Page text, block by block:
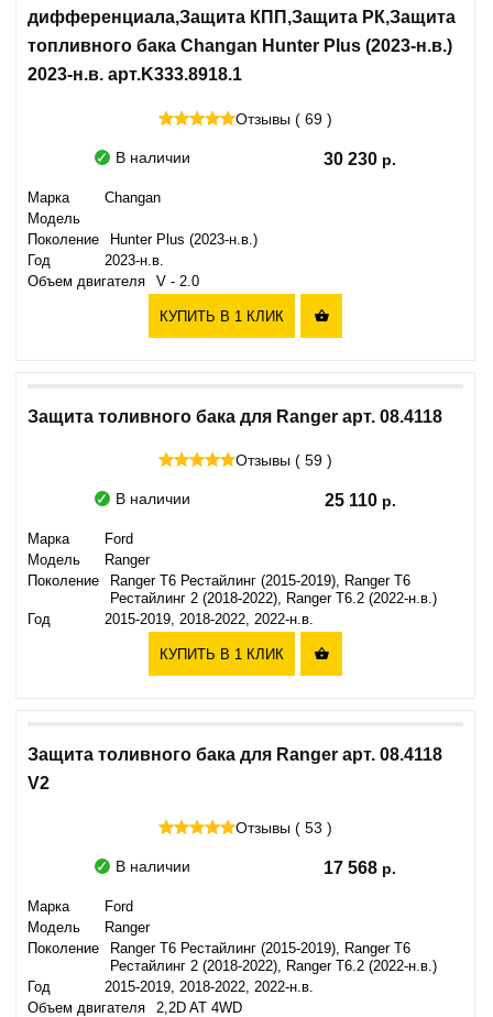
дифференциала,Защита КПП,Защита РК,Защита
топливного бака Changan Hunter Plus (2023-н.в.)
2023-н.в. арт.K333.8918.1
Отзывы ( 69 )
В наличии 30 230
Марка
Changan
Модель
Поколение
Hunter Plus (2023-н.в.)
Год
2023-н.в.
Объем двигателя
V - 2.0
КУПИТЬ В 1 КЛИК 
Защита толивного бака для Ranger арт. 08.4118
Отзывы ( 59 )
В наличии 25 110
Марка
Ford
Модель
Ranger
Поколение
Ranger T6 Рестайлинг (2015-2019), Ranger T6
Рестайлинг 2 (2018-2022), Ranger T6.2 (2022-н.в.)
Год
2015-2019, 2018-2022, 2022-н.в.
КУПИТЬ В 1 КЛИК 
Защита толивного бака для Ranger арт. 08.4118
V2
Отзывы ( 53 )
В наличии 17 568
Марка
Ford
Модель
Ranger
Поколение
Ranger T6 Рестайлинг (2015-2019), Ranger T6
Рестайлинг 2 (2018-2022), Ranger T6.2 (2022-н.в.)
Год
2015-2019, 2018-2022, 2022-н.в.
Объем двигателя
2,2D AT 4WD